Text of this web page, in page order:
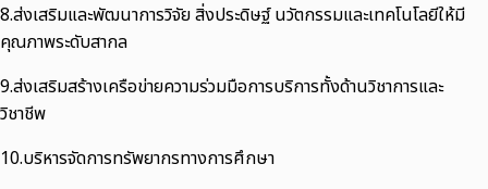
8.ส่งเสริมและพัฒนาการวิจัย สิ่งประดิษฐ์ นวัตกรรมและเทคโนโลยีให้มี
คุณภาพระดับสากล
9.ส่งเสริมสร้างเครือข่ายความร่วมมือการบริการทั้งด้านวิชาการและ
วิชาชีพ
10.บริหารจัดการทรัพยากรทางการศึกษา